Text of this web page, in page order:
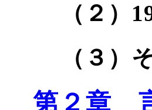
（２）
（３）
第２章